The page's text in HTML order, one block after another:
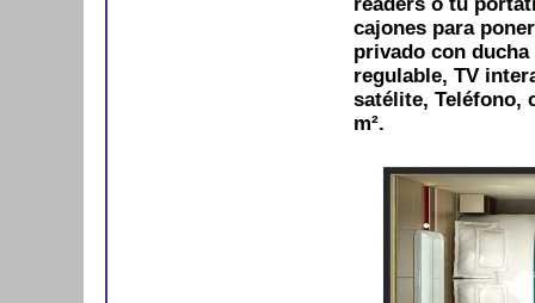
cajones para
privado con
regulable, TV
satélite, Teléfono,
m².